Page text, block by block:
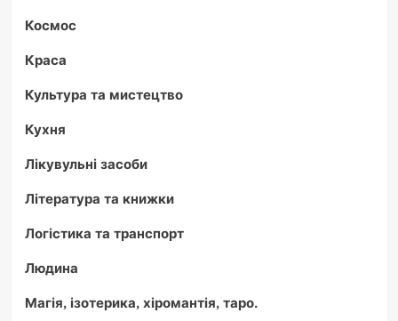
Космос
Краса
Культура та мистецтво
Кухня
Лікувульні засоби
Література та книжки
Логістика та транспорт
Людина
Магія, ізотерика, хіромантія, таро.